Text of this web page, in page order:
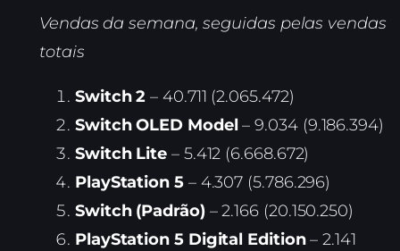
Vendas da semana, seguidas pelas vendas
totais
Switch 2 – 40.711 (2.065.472)
Switch OLED Model – 9.034 (9.186.394)
Switch Lite – 5.412 (6.668.672)
PlayStation 5– 4.307 (5.786.296)
Switch (Padrão) – 2.166 (20.150.250)
PlayStation 5 Digital Edition– 2.141